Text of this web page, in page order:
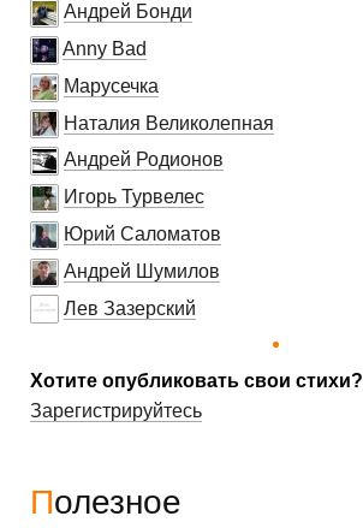
Андрей Бонди
Anny Bad
Марусечка
Наталия Великолепная
Андрей Родионов
Игорь Турвелес
Юрий Саломатов
Андрей Шумилов
Лев Зазерский
Хотите опубликовать свои стихи?
Зарегистрируйтесь
Полезное